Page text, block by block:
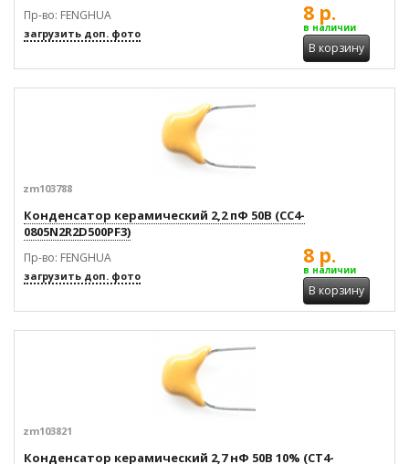
Пр-во: FENGHUA
загрузить доп. фото
8 р.
в наличии
В корзину
zm103788
Конденсатор керамический 2,2 пФ 50В (CC4-
0805N2R2D500PF3)
Пр-во: FENGHUA
загрузить доп. фото
8 р.
в наличии
В корзину
zm103821
Конденсатор керамический 2,7 нФ 50В 10% (CT4-